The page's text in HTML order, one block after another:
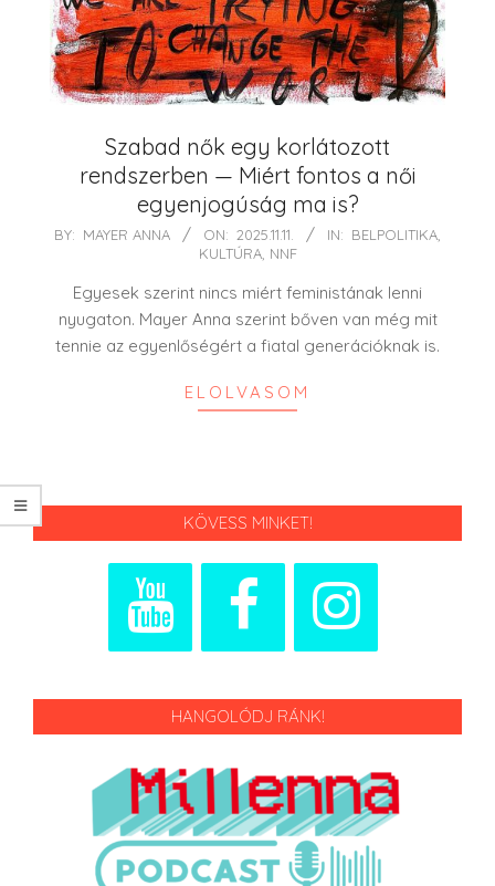
Szabad nők egy korlátozott
rendszerben — Miért fontos a női
egyenjogúság ma is?
2025-
BY: MAYER ANNA ON: 2025.11.11. IN: BELPOLITIKA
KULTÚRA, NNF
Egyesek szerint nincs miért feministának lenni
nyugaton. Mayer Anna szerint bőven van még mit
tennie az egyenlőségért a fiatal generációknak is.
ELOLVASOM
KÖVESS MINKET!
HANGOLÓDJ RÁNK!